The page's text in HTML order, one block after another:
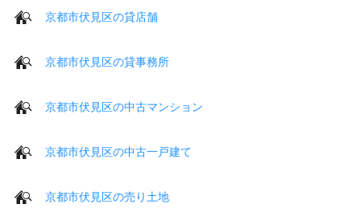
京都市伏見区の貸店舗
京都市伏見区の貸事務所
京都市伏見区の中古マンション
京都市伏見区の中古一戸建て
京都市伏見区の売り土地